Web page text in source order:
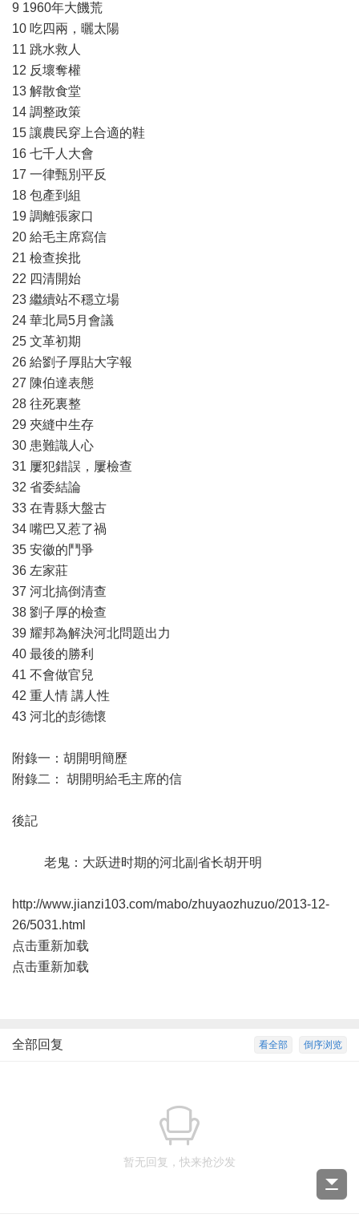
9 1960年大饑荒
10 吃四兩，曬太陽
11 跳水救人
12 反壞奪權
13 解散食堂
14 調整政策
15 讓農民穿上合適的鞋
16 七千人大會
17 一律甄別平反
18 包產到組
19 調離張家口
20 給毛主席寫信
21 檢查挨批
22 四清開始
23 繼續站不穩立場
24 華北局5月會議
25 文革初期
26 給劉子厚貼大字報
27 陳伯達表態
28 往死裏整
29 夾縫中生存
30 患難識人心
31 屢犯錯誤，屢檢查
32 省委結論
33 在青縣大盤古
34 嘴巴又惹了禍
35 安徽的鬥爭
36 左家莊
37 河北搞倒清查
38 劉子厚的檢查
39 耀邦為解決河北問題出力
40 最後的勝利
41 不會做官兒
42 重人情 講人性
43 河北的彭德懷
附錄一：胡開明簡歷
附錄二： 胡開明給毛主席的信
後記
老鬼：大跃进时期的河北副省长胡开明
http://www.jianzi103.com/mabo/zhuyaozhuzuo/2013-12-
26/5031.html
点击重新加载
点击重新加载
倒序浏览
看全部
全部回复
暂无回复，快来抢沙发